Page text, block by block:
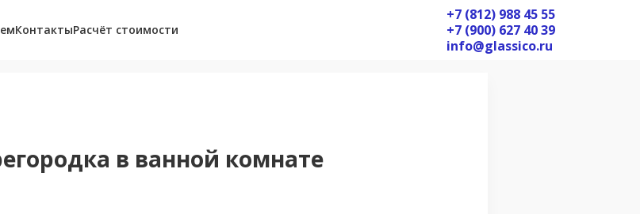
КонтактыРасчёт стоимости
+7 (812) 988 45 55
+7 (900) 627 40 39
info@glassico.ru
в ванной комнате